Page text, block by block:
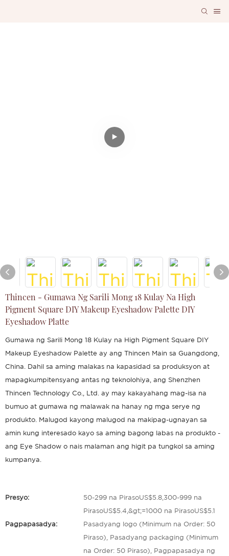
Thincen - Gumawa Ng Sarili Mong 18 Kulay Na High
Pigment Square DIY Makeup Eyeshadow Palette DIY
Eyeshadow Platte
Gumawa ng Sarili Mong 18 Kulay na High Pigment Square DIY
Makeup Eyeshadow Palette ay ang Thincen Main sa Guangdong,
China. Dahil sa aming malakas na kapasidad sa produksyon at
mapagkumpitensyang antas ng teknolohiya, ang Shenzhen
Thincen Technology Co., Ltd. ay may kakayahang mag-isa na
bumuo at gumawa ng malawak na hanay ng mga serye ng
produkto. Malugod kayong malugod na makipag-ugnayan sa
amin kung interesado kayo sa aming bagong labas na produkto -
ang Eye Shadow o nais malaman ang higit pa tungkol sa aming
kumpanya.
Presyo: 50-299 na PirasoUS$5.8,300-999 na
PirasoUS$5.4,&gt;=1000 na PirasoUS$5.1
Pagpapasadya: Pasadyang logo (Minimum na Order: 50
Piraso), Pasadyang packaging (Minimum
na Order: 50 Piraso), Pagpapasadya ng